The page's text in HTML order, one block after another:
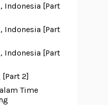
Indonesia [Part
Indonesia [Part
Indonesia [Part
[Part 2]
Time